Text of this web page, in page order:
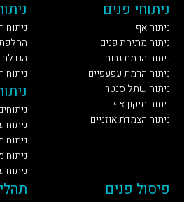
ניתוחי פנים
ניתוח אף
ניתוח מתיחת פנים
ניתוח הרמת גבות
ניתוח הרמת עפעפיים
ניתוח שתל סנטר
ניתוח תיקון אף
ניתוח הצמדת אוזניים
ניתוח
ניתוח
ניתוח
ניתוח
ניתוח
פיסול פנים